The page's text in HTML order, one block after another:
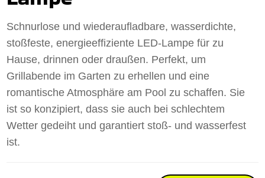
Schnurlose und wiederaufladbare, wasserdichte,
stoßfeste, energieeffiziente LED-Lampe für zu
Hause, drinnen oder draußen. Perfekt, um
Grillabende im Garten zu erhellen und eine
romantische Atmosphäre am Pool zu schaffen. Sie
ist so konzipiert, dass sie auch bei schlechtem
Wetter gedeiht und garantiert stoß- und wasserfest
ist.